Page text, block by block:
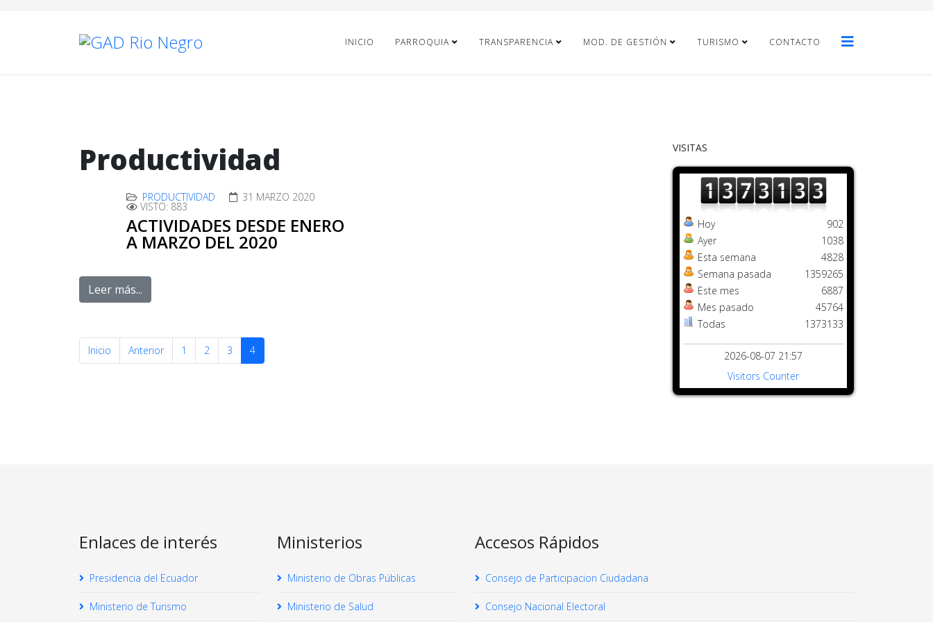
INICIO PARROQUIA TRANSPARENCIA MOD. DE GESTIÓN TURISMO CONTACTO
Productividad
PRODUCTIVIDAD 31 MARZO 2020
VISTO: 883
ACTIVIDADES DESDE ENERO
A MARZO DEL 2020
Leer más...
Inicio Anterior 1 2 3 4
VISITAS
Hoy
Ayer
Esta semana
Semana pasada
Este mes
Mes pasado
Todas
902
1038
4828
1359265
6887
45764
1373133
2026-08-07 21:57
Visitors Counter
Enlaces de interés
Presidencia del Ecuador
Ministerio de Turismo
Ministerios
Ministerio de Obras Públicas
Ministerio de Salud
Accesos Rápidos
Consejo de Participacion Ciudadana
Consejo Nacional Electoral